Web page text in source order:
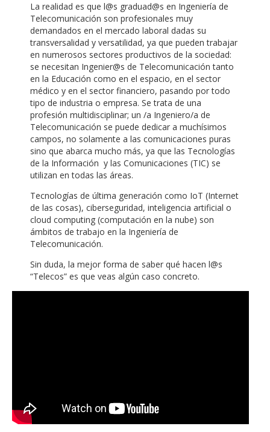
La realidad es que l@s graduad@s en Ingeniería de
Telecomunicación son profesionales muy
demandados en el mercado laboral dadas su
transversalidad y versatilidad, ya que pueden trabajar
en numerosos sectores productivos de la sociedad:
se necesitan Ingenier@s de Telecomunicación tanto
en la Educación como en el espacio, en el sector
médico y en el sector financiero, pasando por todo
tipo de industria o empresa. Se trata de una
profesión multidisciplinar; un /a Ingeniero/a de
Telecomunicación se puede dedicar a muchísimos
campos, no solamente a las comunicaciones puras
sino que abarca mucho más, ya que las Tecnologías
de la Información y las Comunicaciones (TIC) se
utilizan en todas las áreas.
Tecnologías de última generación como IoT (Internet
de las cosas), ciberseguridad, inteligencia artificial o
cloud computing (computación en la nube) son
ámbitos de trabajo en la Ingeniería de
Telecomunicación.
Sin duda, la mejor forma de saber qué hacen l@s
“Telecos” es que veas algún caso concreto.